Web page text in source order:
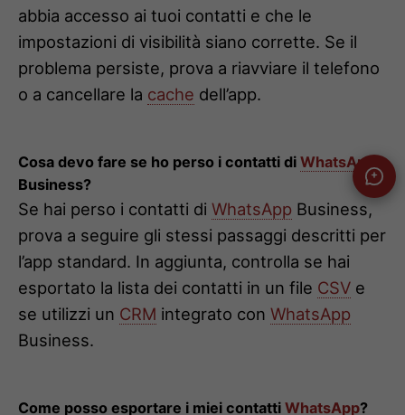
abbia accesso ai tuoi contatti e che le
impostazioni di visibilità siano corrette. Se il
problema persiste, prova a riavviare il telefono
o a cancellare la cache dell’app.
Cosa devo fare se ho perso i contatti di WhatsApp
Business?
Se hai perso i contatti di WhatsApp Business,
prova a seguire gli stessi passaggi descritti per
l’app standard. In aggiunta, controlla se hai
esportato la lista dei contatti in un file CSV e
se utilizzi un CRM integrato con WhatsApp
Business.
Come posso esportare i miei contatti WhatsApp?